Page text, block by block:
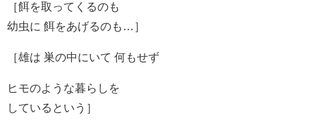
［餌を取ってくるのも
幼虫に 餌をあげるのも…］
［雄は 巣の中にいて 何もせず
ヒモのような暮らしを
しているという］